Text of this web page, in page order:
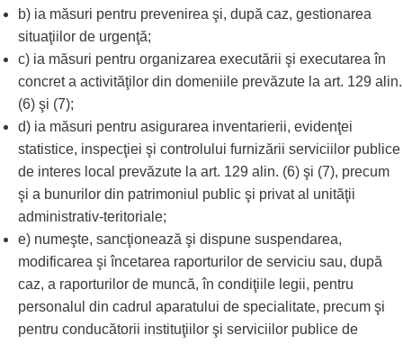
b) ia măsuri pentru prevenirea şi, după caz, gestionarea
situaţiilor de urgenţă;
c) ia măsuri pentru organizarea executării şi executarea în
concret a activităţilor din domeniile prevăzute la art. 129 alin.
(6) şi (7);
d) ia măsuri pentru asigurarea inventarierii, evidenţei
statistice, inspecţiei şi controlului furnizării serviciilor publice
de interes local prevăzute la art. 129 alin. (6) şi (7), precum
şi a bunurilor din patrimoniul public şi privat al unităţii
administrativ-teritoriale;
e) numeşte, sancţionează şi dispune suspendarea,
modificarea şi încetarea raporturilor de serviciu sau, după
caz, a raporturilor de muncă, în condiţiile legii, pentru
personalul din cadrul aparatului de specialitate, precum şi
pentru conducătorii instituţiilor şi serviciilor publice de